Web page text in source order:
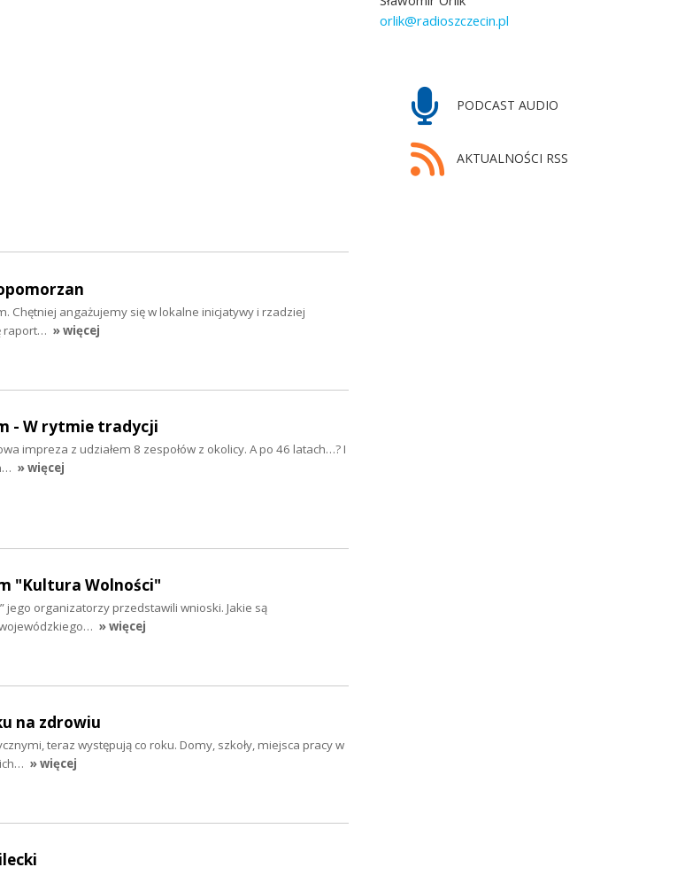
orlik@radioszczecin.pl
PODCAST AUDIO
AKTUALNOŚCI RSS
Chętniej angażujemy się w lokalne inicjatywy i rzadziej
raport… » więcej
- W rytmie tradycji
impreza z udziałem 8 zespołów z okolicy. A po 46 latach…? I
» więcej
"Kultura Wolności"
jego organizatorzy przedstawili wnioski. Jakie są
» więcej
na zdrowiu
teraz występują co roku. Domy, szkoły, miejsca pracy w
» więcej